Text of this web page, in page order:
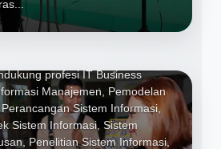
Kelola IT, Audit
Transformasi
profesi IT Business
Manajemen, Pemodelan
Sistem Informasi,
Sistem Informasi, Sistem
Penelitian Sistem Informasi,